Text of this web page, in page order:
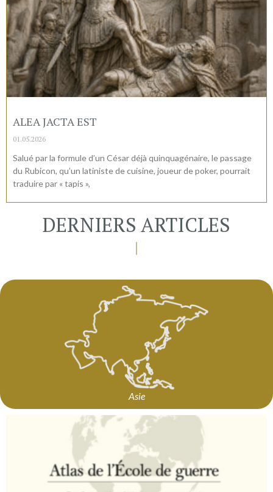
ALEA JACTA EST
01.05.2026
Salué par la formule d’un César déjà quinquagénaire, le passage
du Rubicon, qu’un latiniste de cuisine, joueur de poker, pourrait
traduire par « tapis »,
DERNIERS ARTICLES
Asie